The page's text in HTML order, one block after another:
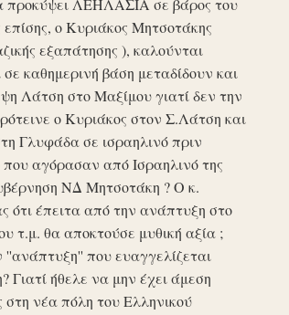
προκύψει ΛΕΗΛΑΣΙΑ σε βάρος του
ο Κυριάκος Μητσοτάκης
εξαπάτησης ), καλούνται
καθημερινή βάση μεταδίδουν και
Λάτση στο Μαξίμου γιατί δεν την
ο Κυριάκος στον Σ.Λάτση και
Γλυφάδα σε ισραηλινό πριν
αγόρασαν από Ισραηλινό της
ΝΔ Μητσοτάκη ? Ο κ.
ότι έπειτα από την ανάπτυξη στο
τ.μ. θα αποκτούσε μυθική αξία ;
''ανάπτυξη'' που ευαγγελίζεται
ήθελε να μην έχει άμεση
στη νέα πόλη του Ελληνικού